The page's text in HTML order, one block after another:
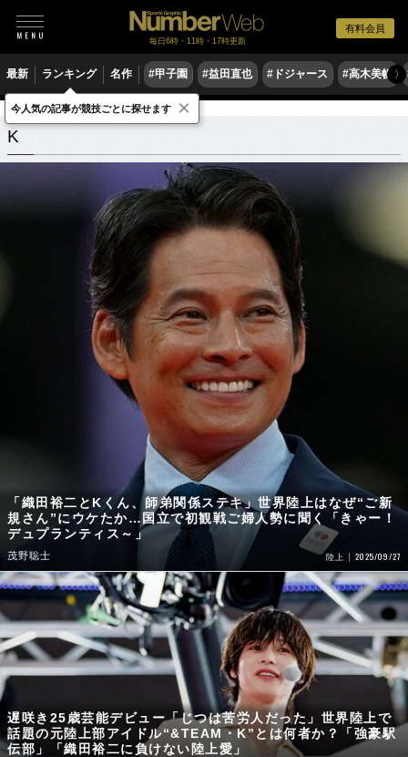
有料会員
毎日6時・11時・17時更新
最新 ランキング 名作 #甲子園 #益田直也 #ドジャース #高木美帆 〉
K 関連記事
K
「織田裕二とKくん、師弟関係ステキ」世界陸上はなぜ“ご新
規さん”にウケたか…国立で初観戦ご婦人勢に聞く「きゃー！
デュプランティス～」
茂野聡士 陸上 2025/09/27
遅咲き25歳芸能デビュー「じつは苦労人だった」世界陸上で
話題の元陸上部アイドル“&TEAM・K”とは何者か？「強豪駅
伝部」「織田裕二に負けない陸上愛」
今人気の記事が競技ごとに探せます ×